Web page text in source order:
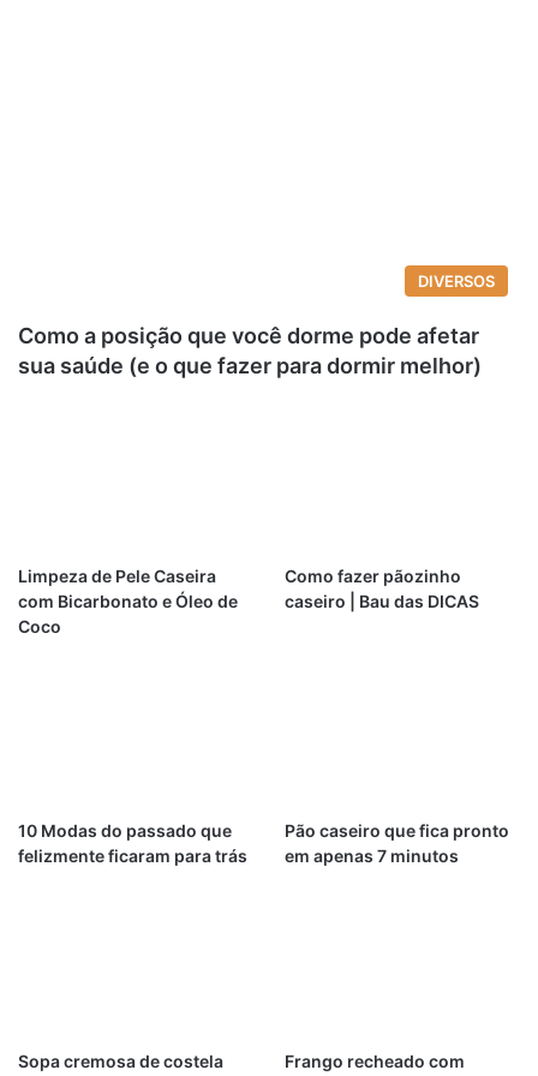
DIVERSOS
Como a posição que você dorme pode afetar
sua saúde (e o que fazer para dormir melhor)
Limpeza de Pele Caseira
com Bicarbonato e Óleo de
Coco
Como fazer pãozinho
caseiro | Bau das DICAS
10 Modas do passado que
felizmente ficaram para trás
Pão caseiro que fica pronto
em apenas 7 minutos
Sopa cremosa de costela Frango recheado com